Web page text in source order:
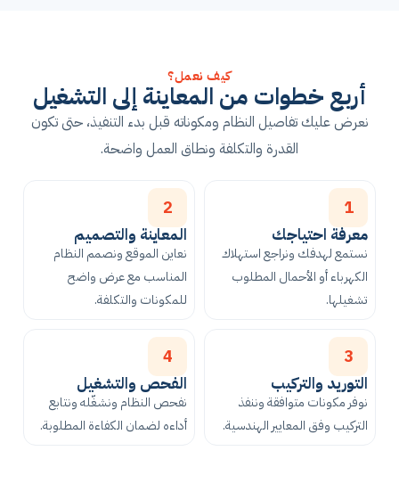
كيف نعمل؟
أربع خطوات من المعاينة إلى التشغيل
نعرض عليك تفاصيل النظام ومكوناته قبل بدء التنفيذ، حتى تكون
القدرة والتكلفة ونطاق العمل واضحة.
1
معرفة احتياجك
نستمع لهدفك ونراجع استهلاك
الكهرباء أو الأحمال المطلوب
تشغيلها.
2
المعاينة والتصميم
نعاين الموقع ونصمم النظام
المناسب مع عرض واضح
للمكونات والتكلفة.
3
التوريد والتركيب
نوفر مكونات متوافقة وننفذ
التركيب وفق المعايير الهندسية.
4
الفحص والتشغيل
نفحص النظام ونشغّله ونتابع
أداءه لضمان الكفاءة المطلوبة.